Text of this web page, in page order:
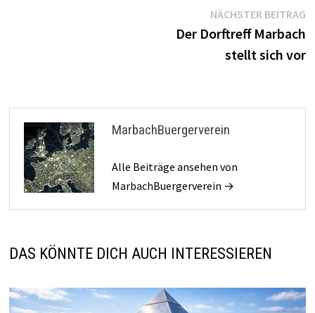
NÄCHSTER BEITRAG
Der Dorftreff Marbach
stellt sich vor
MarbachBuergerverein
Alle Beiträge ansehen von
MarbachBuergerverein →
DAS KÖNNTE DICH AUCH INTERESSIEREN